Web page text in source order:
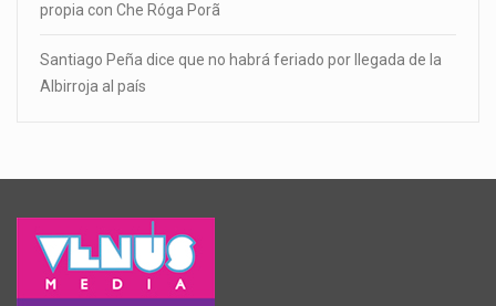
propia con Che Róga Porã
Santiago Peña dice que no habrá feriado por llegada de la
Albirroja al país